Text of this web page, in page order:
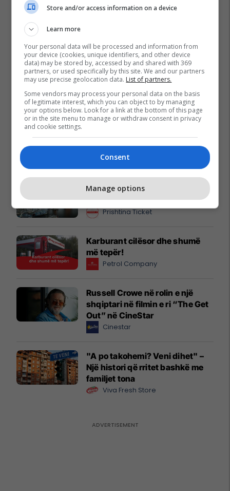
Reklamo këtu
Zgjidhni PrishtinaTicket për
udhëtimin tuaj drejt Hamburgut
Prishtina Ticket
Karburant cilësor dhe shumë
më tepër!
Petrol Company
Russell Crowe në rolin e një
shqiptari në filmin e ri “The Get
Out” në CineStar
Cinestar
"A po takohemi? Veni dihet" –
Një histori që rritet bashkë me
familjet tona
Viva Fresh Store
Store and/or access information on a device
Learn more
Your personal data will be processed and information from
your device (cookies, unique identifiers, and other device
data) may be stored by, accessed by and shared with 369
partners, or used specifically by this site. We and our partners
may use precise geolocation data. List of partners.
Some vendors may process your personal data on the basis
of legitimate interest, which you can object to by managing
your options below. Look for a link at the bottom of this page
or in the site menu to manage or withdraw consent in privacy
and cookie settings.
Consent
Manage options